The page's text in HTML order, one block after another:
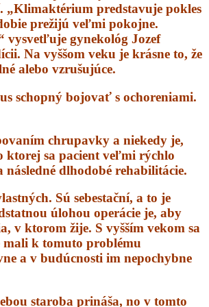
predstavuje pokles
prežijú veľmi pokojne.
gynekológ Jozef
Na vyššom veku je krásne to, že
alebo vzrušujúce.
schopný bojovať s ochoreniami.
chrupavky a niekedy je,
ktorej sa pacient veľmi rýchlo
dlhodobé rehabilitácie.
Sú sebestační, a to je
úlohou operácie je, aby
v ktorom žije. S vyšším vekom sa
mali k tomuto problému
a v budúcnosti im nepochybne
staroba prináša, no v tomto